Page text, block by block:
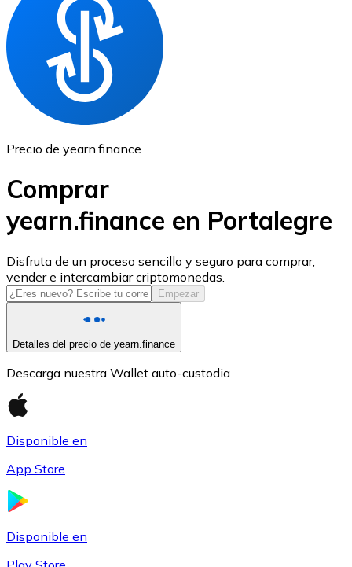
Ethereum
ETH
USD Coin
USDC
Precio de yearn.finance
Comprar
yearn.finance en Portalegre
Disfruta de un proceso sencillo y seguro para comprar,
vender e intercambiar criptomonedas.
Empezar
Detalles del precio de yearn.finance
Descarga nuestra Wallet auto-custodia
Disponible en
App Store
Disponible en